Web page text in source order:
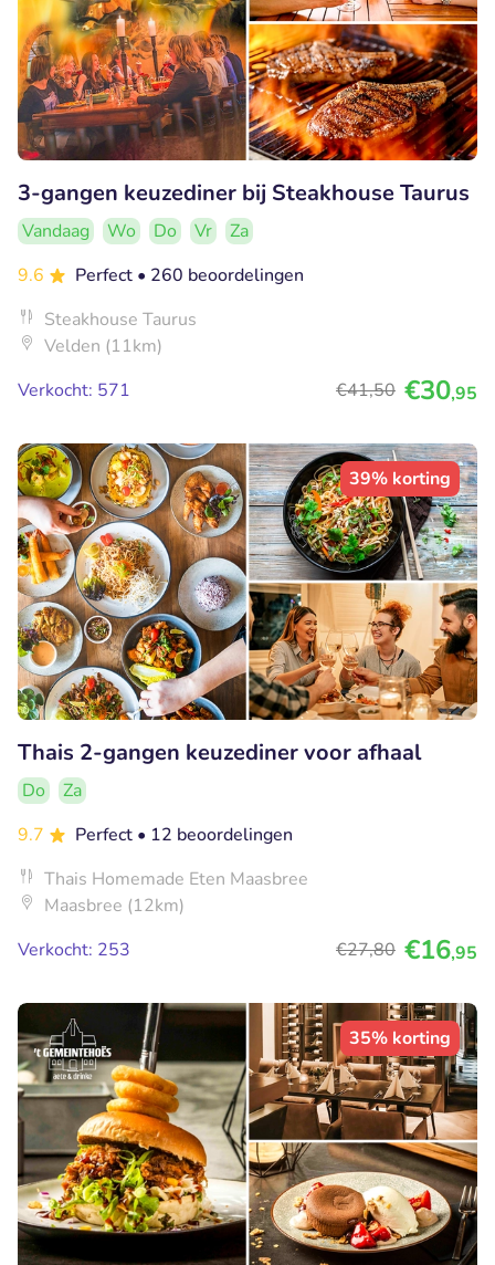
3-gangen keuzediner bij Steakhouse Taurus
Vandaag Wo Do Vr
Za
9.6
Perfect • 260 beoordelingen
Steakhouse Taurus
Velden (11km)
Verkocht: 571
€41,50 €30,95
39% korting
Thais 2-gangen keuzediner voor afhaal
Do
Za
9.7
Perfect • 12 beoordelingen
Thais Homemade Eten Maasbree
Maasbree (12km)
Verkocht: 253
€27,80 €16,95
35% korting